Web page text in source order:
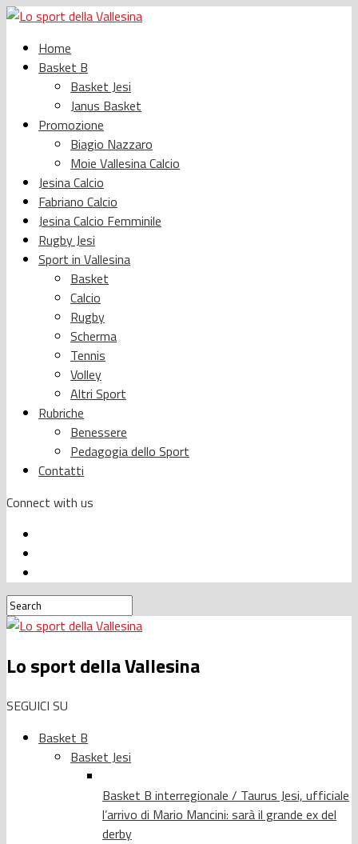
Home
Basket B
Basket Jesi
Janus Basket
Promozione
Biagio Nazzaro
Moie Vallesina Calcio
Jesina Calcio
Fabriano Calcio
Jesina Calcio Femminile
Rugby Jesi
Sport in Vallesina
Basket
Calcio
Rugby
Scherma
Tennis
Volley
Altri Sport
Rubriche
Benessere
Pedagogia dello Sport
Contatti
Connect with us
Lo sport della Vallesina
SEGUICI SU
Basket B
Basket Jesi
Basket B interregionale / Taurus Jesi, ufficiale
l’arrivo di Mario Mancini: sarà il grande ex del
derby